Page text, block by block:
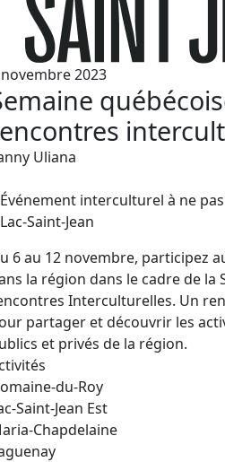
2023
Uliana
Événement interculturel à ne
Lac-Saint-Jean
6 au 12 novembre, participez
la région dans le cadre de la
Interculturelles. Un
partager et découvrir les
et privés de la région.
du-Roy
Saint-Jean Est
Chapdelaine